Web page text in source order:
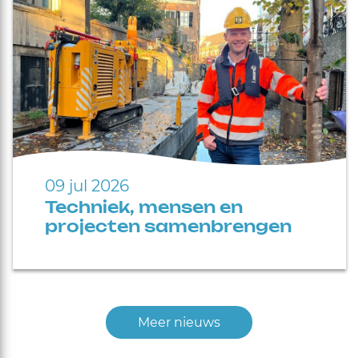
09 jul 2026
Techniek, mensen en
projecten samenbrengen
Meer nieuws